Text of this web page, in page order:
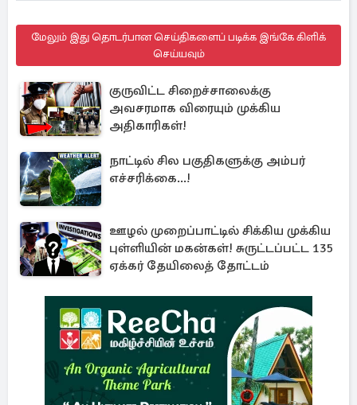
மேலும் இது தொடர்பான செய்திகளைப் படிக்க இங்கே கிளிக்
செய்யவும்
குருவிட்ட சிறைச்சாலைக்கு
அவசரமாக விரையும் முக்கிய
அதிகாரிகள்!
நாட்டில் சில பகுதிகளுக்கு அம்பர்
எச்சரிக்கை...!
ஊழல் முறைப்பாட்டில் சிக்கிய முக்கிய
புள்ளியின் மகன்கள்! சுருட்டப்பட்ட 135
ஏக்கர் தேயிலைத் தோட்டம்